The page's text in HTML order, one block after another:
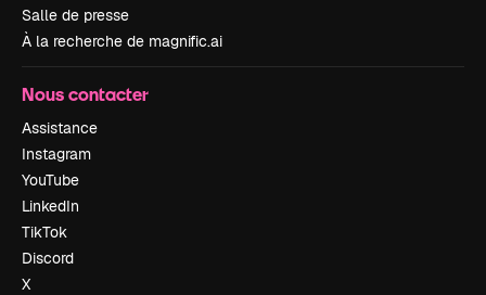
Salle de presse
À la recherche de magnific.ai
Nous contacter
Assistance
Instagram
YouTube
LinkedIn
TikTok
Discord
X